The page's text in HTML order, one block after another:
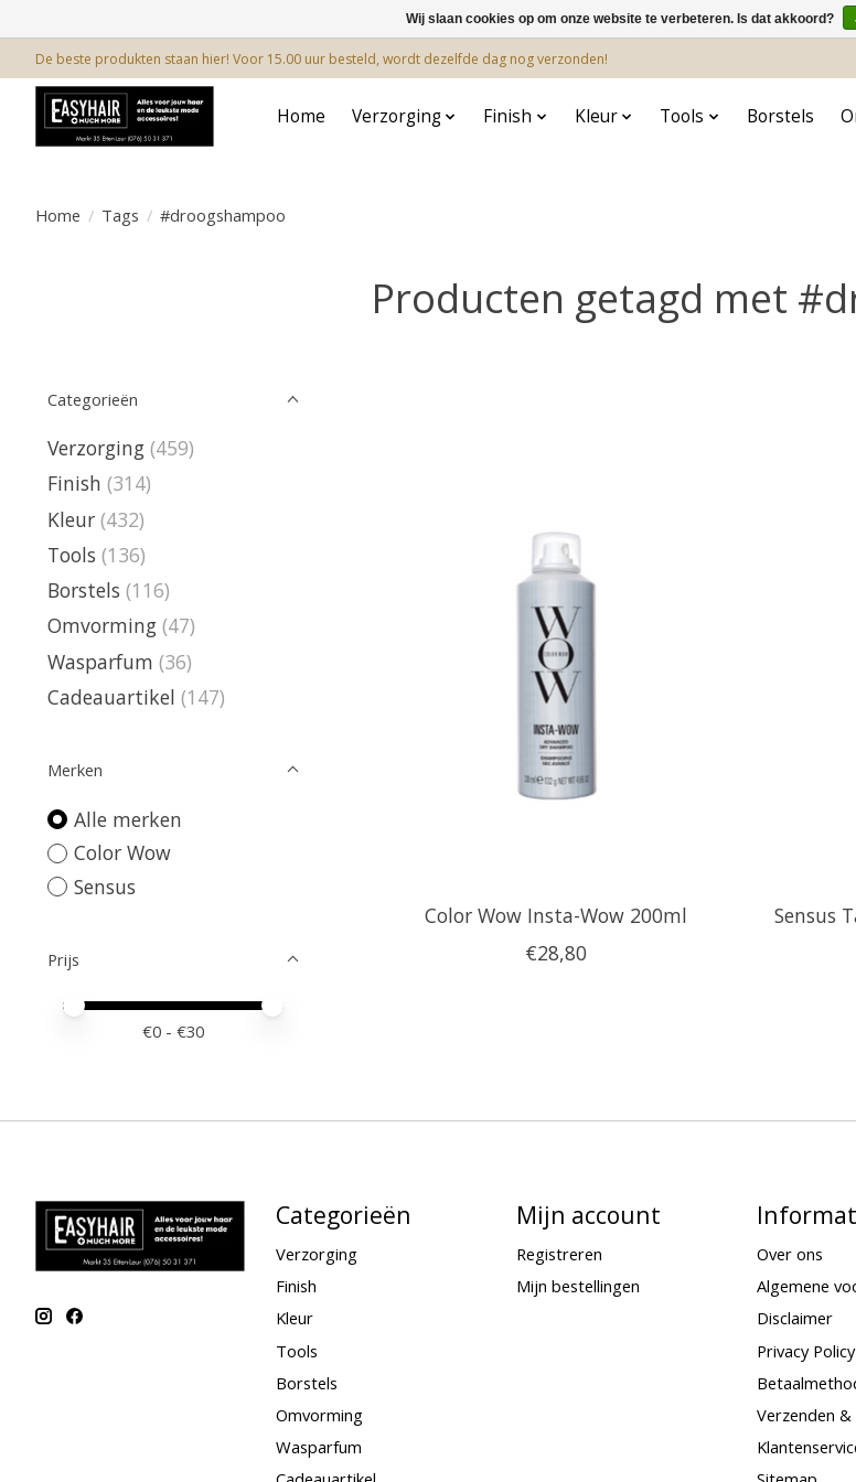
De beste produkten staan hier! Voor 15.00 uur besteld, wordt dezelfde dag nog verzonden!
Home Verzorging Finish Kleur Tools Borstels
Home / Tags / #droogshampoo
Producten getagd met
Categorieën
Verzorging (459)
Finish (314)
Kleur (432)
Tools (136)
Borstels (116)
Omvorming (47)
Wasparfum (36)
Cadeauartikel (147)
Merken
Alle merken
Color Wow
Sensus
Prijs
Minimale prijswaarde
Price maximum value
€0 - €30
Color Wow Insta-Wow 200ml
€28,80
Sensus
Categorieën
Verzorging
Finish
Kleur
Tools
Borstels
Omvorming
Wasparfum
Mijn account
Registreren
Mijn bestellingen
Over ons
Algemene
Disclaimer
Privacy Policy
Verzenden
Wij slaan cookies op om onze website te verbeteren. Is dat akkoord?